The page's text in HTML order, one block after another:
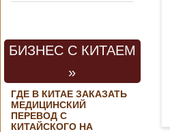
БИЗНЕС С КИТАЕМ
»
ГДЕ В КИТАЕ ЗАКАЗАТЬ
МЕДИЦИНСКИЙ
ПЕРЕВОД С
КИТАЙСКОГО НА